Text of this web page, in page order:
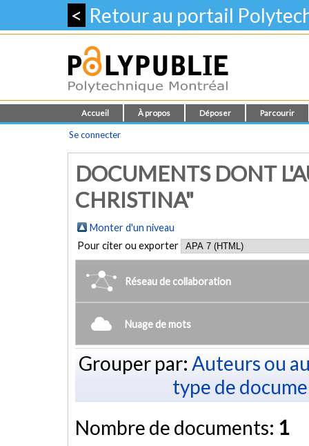
< Retour au portail
Accueil À propos Déposer Parcourir
Se connecter
DOCUMENTS DONT
CHRISTINA"
Monter d'un niveau
Pour citer ou exporter
Réseau de collaboration
Nuage de mots
Grouper par: Auteurs ou
type de
Nombre de documents: 1